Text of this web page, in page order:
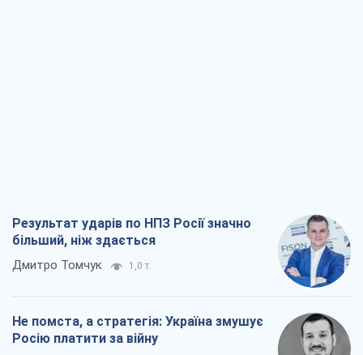
Результат ударів по НПЗ Росії значно
більший, ніж здається
Дмитро Томчук 1,0 т.
Не помста, а стратегія: Україна змушує
Росію платити за війну